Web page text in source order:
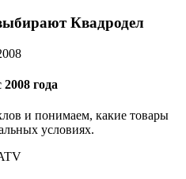
Квадродел
года
и понимаем, какие товары
условиях.